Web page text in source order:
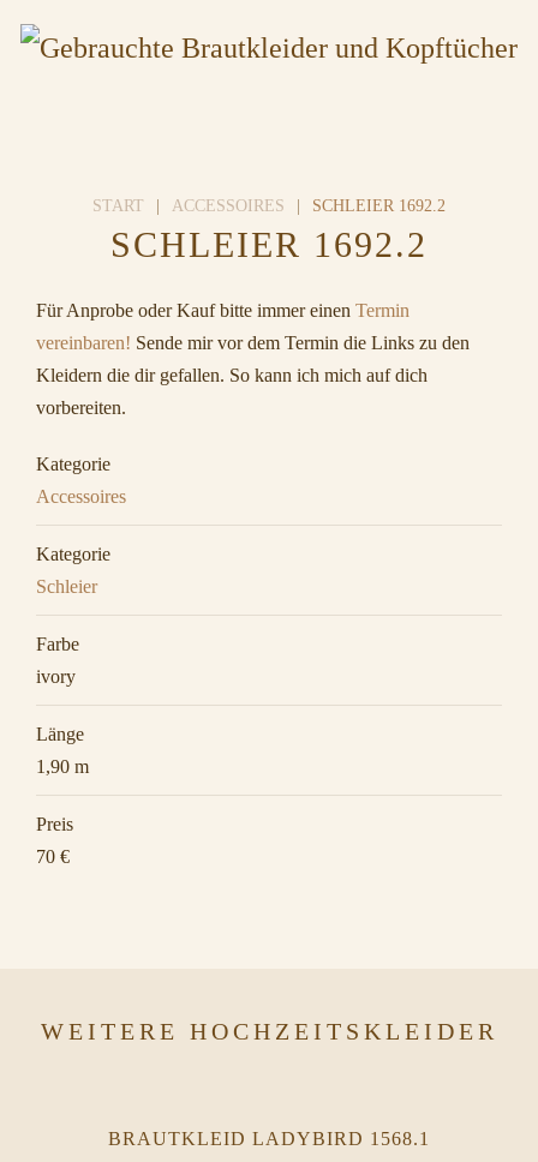
START ACCESSOIRES SCHLEIER 1692.2
SCHLEIER 1692.2
Für Anprobe oder Kauf bitte immer einen Termin
vereinbaren! Sende mir vor dem Termin die Links zu den
Kleidern die dir gefallen. So kann ich mich auf dich
vorbereiten.
Kategorie
Accessoires
Kategorie
Schleier
Farbe
ivory
Länge
1,90 m
Preis
70 €
WEITERE HOCHZEITSKLEIDER
BRAUTKLEID LADYBIRD 1568.1